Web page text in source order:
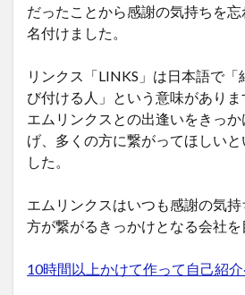
だったことから感謝の気持ちを
名付けました。
リンクス「LINKS」は日本語で
び付ける人」という意味がありま
エムリンクスとの出逢いをきっ
げ、多くの方に繋がってほしい
した。
エムリンクスはいつも感謝の気
方が繋がるきっかけとなる会社を
10時間以上かけて作って自己紹